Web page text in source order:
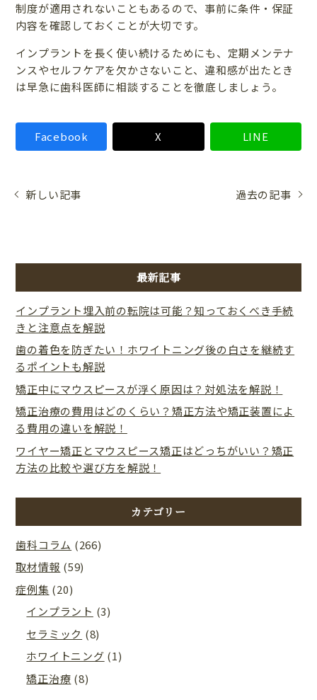
制度が適用されないこともあるので、事前に条件・保証
内容を確認しておくことが大切です。
インプラントを長く使い続けるためにも、定期メンテナ
ンスやセルフケアを欠かさないこと、違和感が出たとき
は早急に歯科医師に相談することを徹底しましょう。
Facebook X LINE
新しい記事 過去の記事
最新記事
インプラント埋入前の転院は可能？知っておくべき手続
きと注意点を解説
歯の着色を防ぎたい！ホワイトニング後の白さを継続す
るポイントも解説
矯正中にマウスピースが浮く原因は？対処法を解説！
矯正治療の費用はどのくらい？矯正方法や矯正装置によ
る費用の違いを解説！
ワイヤー矯正とマウスピース矯正はどっちがいい？矯正
方法の比較や選び方を解説！
カテゴリー
歯科コラム (266)
取材情報 (59)
症例集 (20)
インプラント (3)
セラミック (8)
ホワイトニング (1)
矯正治療 (8)